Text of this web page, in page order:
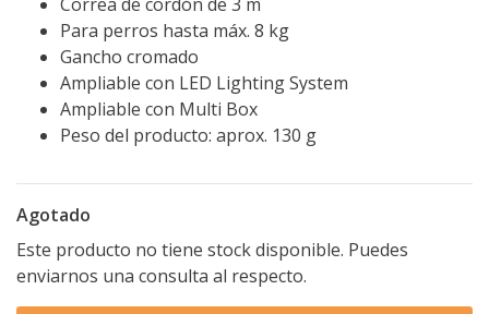
Para perros hasta máx. 8 kg
Gancho cromado
Ampliable con LED Lighting System
Ampliable con Multi Box
Peso del producto: aprox. 130 g
Agotado
Este producto no tiene stock disponible. Puedes
enviarnos una consulta al respecto.